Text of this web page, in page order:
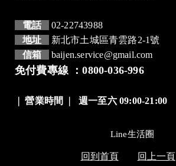
電話
02-22743988
地址
新北市土城區青雲路2-1號
信箱
baijen.service@gmail.com
免付費專線 ：0800-036-996
營業時間 ❘週一至六 09:00-21:00
Line生活圈
回到首頁 回上一頁